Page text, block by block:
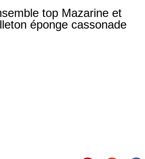
top Mazarine et
éponge cassonade